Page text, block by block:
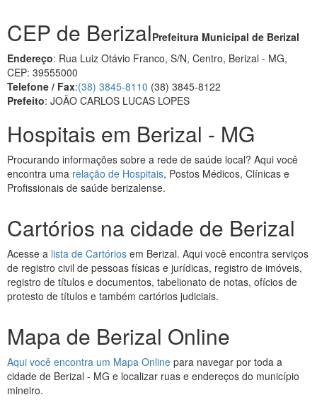
CEP de BerizalPrefeitura Municipal de Berizal
Endereço: Rua Luiz Otávio Franco, S/N, Centro, Berizal - MG,
CEP: 39555000
Telefone / Fax:(38) 3845-8110 (38) 3845-8122
Prefeito: JOÃO CARLOS LUCAS LOPES
Hospitais em Berizal - MG
Procurando informações sobre a rede de saúde local? Aqui você
encontra uma relação de Hospitais, Postos Médicos, Clínicas e
Profissionais de saúde berizalense.
Cartórios na cidade de Berizal
Acesse a lista de Cartórios em Berizal. Aqui você encontra serviços
de registro civil de pessoas físicas e jurídicas, registro de imóveis,
registro de títulos e documentos, tabelionato de notas, ofícios de
protesto de títulos e também cartórios judiciais.
Mapa de Berizal Online
Aqui você encontra um Mapa Online para navegar por toda a
cidade de Berizal - MG e localizar ruas e endereços do município
mineiro.